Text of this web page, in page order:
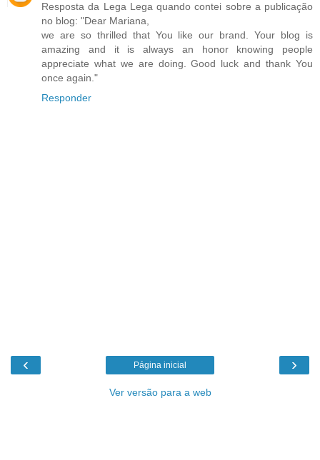
Resposta da Lega Lega quando contei sobre a publicação
no blog: "Dear Mariana,
we are so thrilled that You like our brand. Your blog is
amazing and it is always an honor knowing people
appreciate what we are doing. Good luck and thank You
once again."
Responder
‹ ›
Página inicial
Ver versão para a web